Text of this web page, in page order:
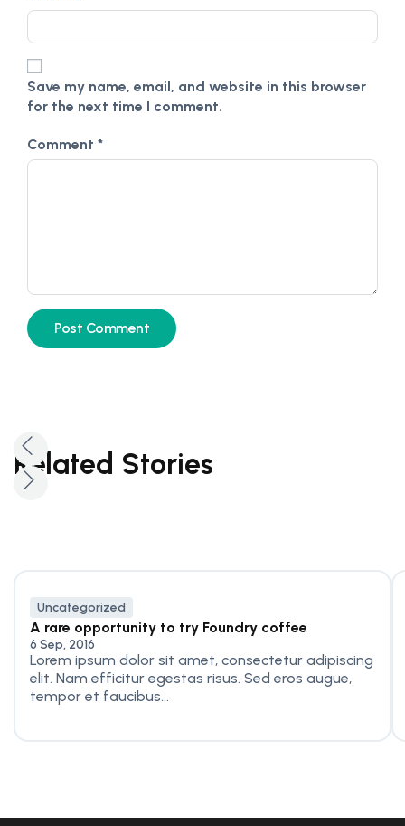
Save my name, email, and website in this browser
for the next time I comment.
Comment *
Related Stories
Uncategorized
A rare opportunity to try Foundry coffee
6 Sep, 2016
Lorem ipsum dolor sit amet, consectetur adipiscing
elit. Nam efficitur egestas risus. Sed eros augue,
tempor et faucibus...